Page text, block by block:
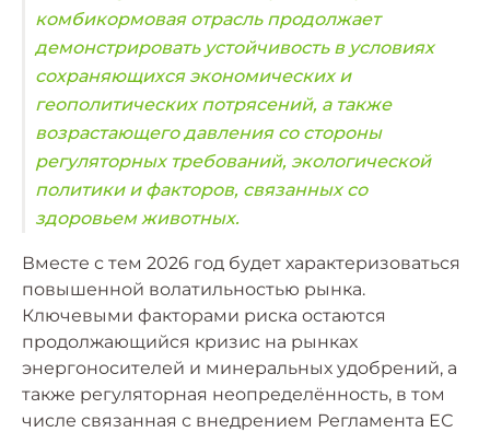
комбикормовая отрасль продолжает
демонстрировать устойчивость в условиях
сохраняющихся экономических и
геополитических потрясений, а также
возрастающего давления со стороны
регуляторных требований, экологической
политики и факторов, связанных со
здоровьем животных.
Вместе с тем 2026 год будет характеризоваться
повышенной волатильностью рынка.
Ключевыми факторами риска остаются
продолжающийся кризис на рынках
энергоносителей и минеральных удобрений, а
также регуляторная неопределённость, в том
числе связанная с внедрением Регламента ЕС